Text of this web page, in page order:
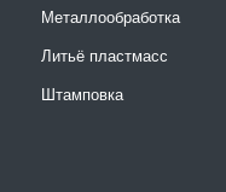
Металлообработка
Литьё пластмасс
Штамповка